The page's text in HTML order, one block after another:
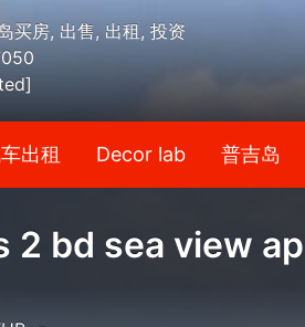
买房, 出售, 出租, 投资
出租 Decor lab 普吉岛
2 bd sea view